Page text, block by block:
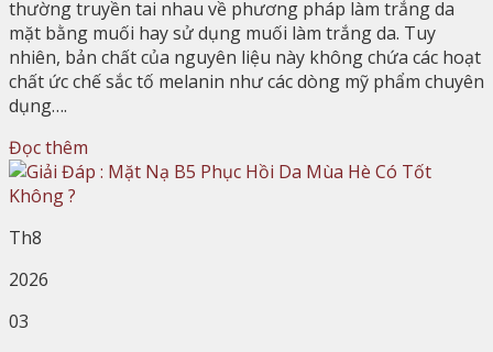
thường truyền tai nhau về phương pháp làm trắng da
mặt bằng muối hay sử dụng muối làm trắng da. Tuy
nhiên, bản chất của nguyên liệu này không chứa các hoạt
chất ức chế sắc tố melanin như các dòng mỹ phẩm chuyên
dụng….
Đọc thêm
Th8
2026
03